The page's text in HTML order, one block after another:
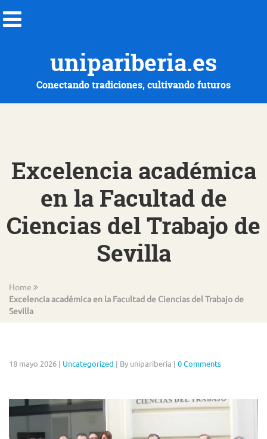
unipariberia.es
Conectando tradiciones, cultivando futuros
Excelencia académica
en la Facultad de
Ciencias del Trabajo de
Sevilla
Home
Excelencia académica en la Facultad de Ciencias del Trabajo de
Sevilla
18 mayo 2026 | Uncategorized | By unipariberia | 0 Comments